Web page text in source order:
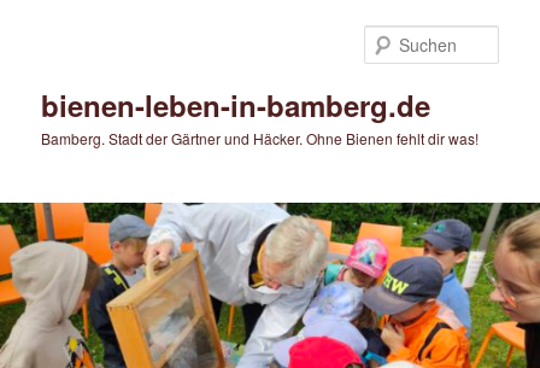
bienen-leben-in-bamberg.de
Bamberg. Stadt der Gärtner und Häcker. Ohne Bienen fehlt dir was!